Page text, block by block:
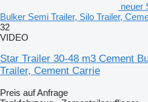
neuer
Bulker Semi Trailer, Silo Trailer,
32
VIDEO
Star Trailer 30-48 m3 Cement
Trailer, Cement Carrie
Preis auf Anfrage